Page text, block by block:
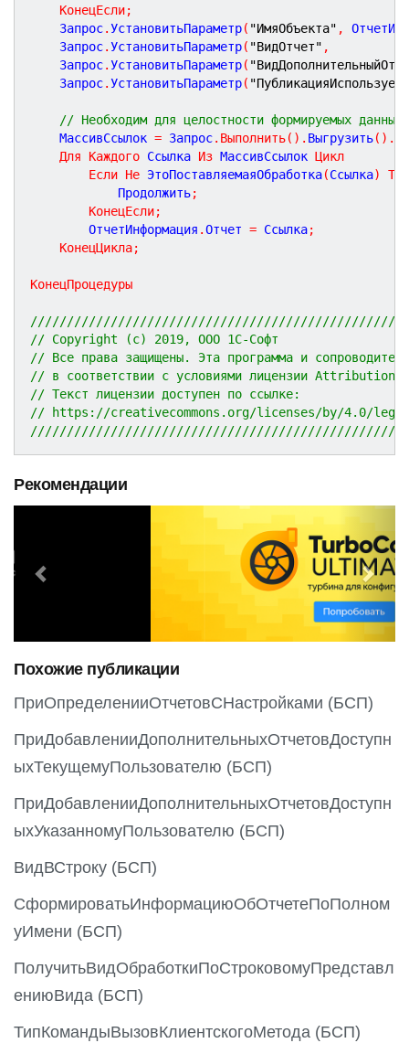
КонецЕсли;
	Запрос
.УстановитьПараметр( "ИмяОбъекта" ,
	Запрос
.УстановитьПараметр( "ВидОтчет" ,
	Запрос
.УстановитьПараметр(
	Запрос
.УстановитьПараметр(
// Необходим для целостности формируемых
	МассивСсылок
= Запрос. Выполнить( ) . Выгрузить( ) .
Для
Каждого Ссылка Из МассивСсылок Цикл
Если Не ЭтоПоставляемаяОбработка(Ссылка)
			Продолжить
;
КонецЕсли;
		ОтчетИнформация
.Отчет = Ссылка;
КонецЦикла;
КонецПроцедуры
// Copyright (c) 2019, ООО 1С-Софт
// Все права защищены. Эта программа и
// в соответствии с условиями лицензии
// Текст лицензии доступен по ссылке:
// https://creativecommons.org/licenses/by/4.0/
Рекомендации
e
o
u
s
e
x
t
Похожие публикации
ПриОпределенииОтчетовСНастройками (БСП)
ПриДобавленииДополнительныхОтчетовДоступн
ыхТекущемуПользователю (БСП)
ПриДобавленииДополнительныхОтчетовДоступн
ыхУказанномуПользователю (БСП)
ВидВСтроку (БСП)
СформироватьИнформациюОбОтчетеПоПолном
уИмени (БСП)
ПолучитьВидОбработкиПоСтроковомуПредставл
ениюВида (БСП)
ТипКомандыВызовКлиентскогоМетода (БСП)